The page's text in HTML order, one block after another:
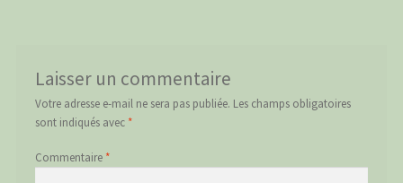
Laisser un commentaire
Votre adresse e-mail ne sera pas publiée. Les champs obligatoires
sont indiqués avec *
Commentaire *